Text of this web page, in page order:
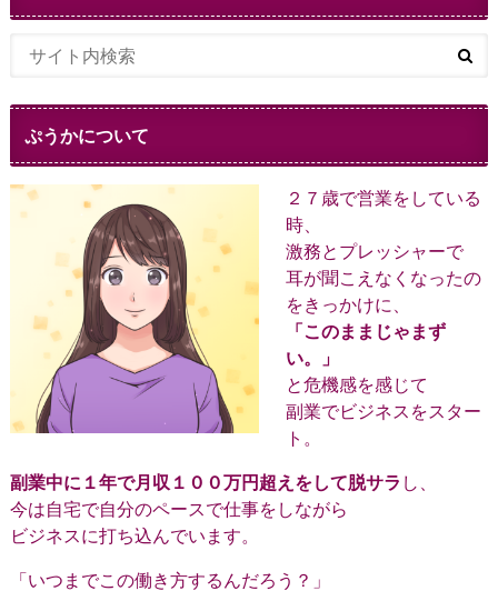
ぷうかについて
２７歳で営業をしている
時、
激務とプレッシャーで
耳が聞こえなくなったの
をきっかけに、
「このままじゃまず
い。」
と危機感を感じて
副業でビジネスをスター
ト。
副業中に１年で月収１００万円超えをして脱サラ し、
今は自宅で自分のペースで仕事をしながら
ビジネスに打ち込んでいます。
「いつまでこの働き方するんだろう？」